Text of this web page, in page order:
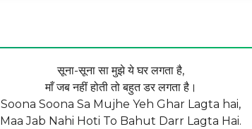
सूना-सूना सा मुझे ये घर लगता है,
माँ जब नहीं होती तो बहुत डर लगता है।
Soona Soona Sa Mujhe Yeh Ghar Lagta hai,
Maa Jab Nahi Hoti To Bahut Darr Lagta Hai.